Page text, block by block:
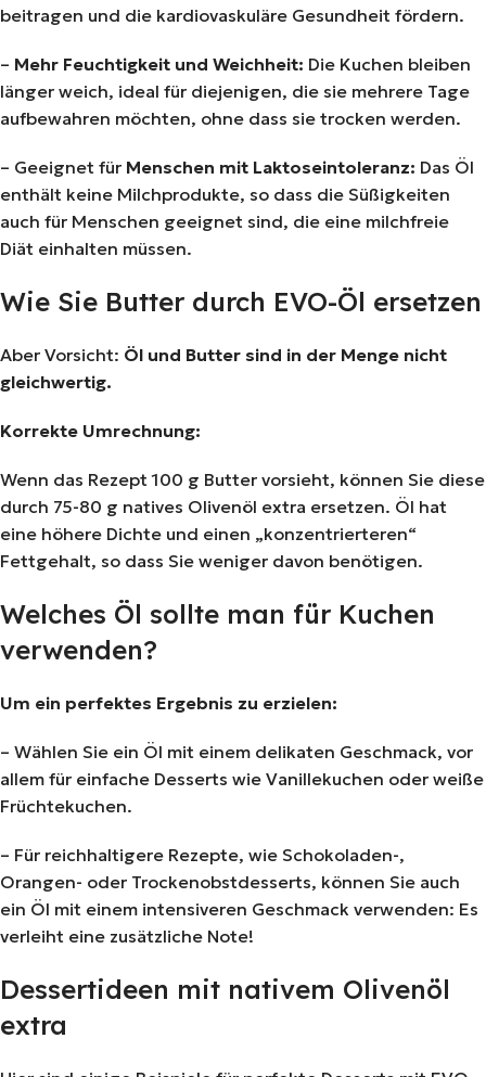
beitragen und die kardiovaskuläre Gesundheit fördern.
– Mehr Feuchtigkeit und Weichheit: Die Kuchen bleiben
länger weich, ideal für diejenigen, die sie mehrere Tage
aufbewahren möchten, ohne dass sie trocken werden.
– Geeignet für Menschen mit Laktoseintoleranz: Das Öl
enthält keine Milchprodukte, so dass die Süßigkeiten
auch für Menschen geeignet sind, die eine milchfreie
Diät einhalten müssen.
Wie Sie Butter durch EVO-Öl ersetzen
Aber Vorsicht: Öl und Butter sind in der Menge nicht
gleichwertig.
Korrekte Umrechnung:
Wenn das Rezept 100 g Butter vorsieht, können Sie diese
durch 75-80 g natives Olivenöl extra ersetzen. Öl hat
eine höhere Dichte und einen „konzentrierteren“
Fettgehalt, so dass Sie weniger davon benötigen.
Welches Öl sollte man für Kuchen
verwenden?
Um ein perfektes Ergebnis zu erzielen:
– Wählen Sie ein Öl mit einem delikaten Geschmack, vor
allem für einfache Desserts wie Vanillekuchen oder weiße
Früchtekuchen.
– Für reichhaltigere Rezepte, wie Schokoladen-,
Orangen- oder Trockenobstdesserts, können Sie auch
ein Öl mit einem intensiveren Geschmack verwenden: Es
verleiht eine zusätzliche Note!
Dessertideen mit nativem Olivenöl
extra